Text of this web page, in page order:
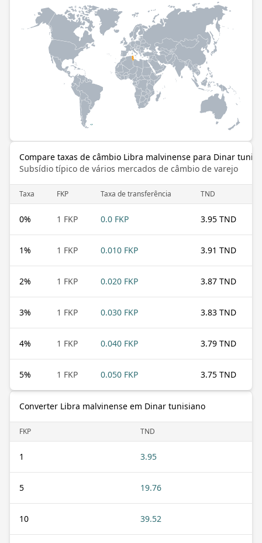
Compare taxas de câmbio Libra malvinense para Dinar
Subsídio típico de vários mercados de câmbio de varejo
Taxa FKP Taxa de transferência TND
0% 1 FKP 0.0 FKP 3.95 TND
1% 1 FKP 0.010 FKP 3.91 TND
2% 1 FKP 0.020 FKP 3.87 TND
3% 1 FKP 0.030 FKP 3.83 TND
4% 1 FKP 0.040 FKP 3.79 TND
5% 1 FKP 0.050 FKP 3.75 TND
Converter Libra malvinense em Dinar tunisiano
FKP TND
1 3.95
5 19.76
10 39.52